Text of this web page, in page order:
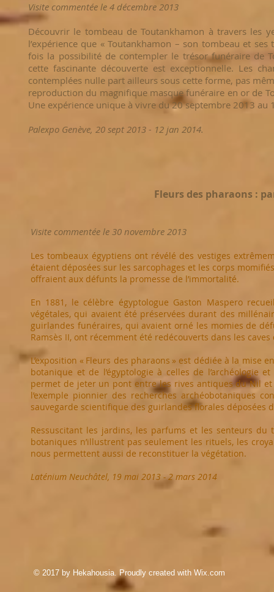
Visite commentée le 4 décembre 2013
Découvrir le tombeau de Toutankhamon à travers les
l’expérience que « Toutankhamon – son tombeau et
fois la possibilité de contempler le trésor funéraire de
cette fascinante découverte est exceptionnelle. Les
contemplées nulle part ailleurs sous cette forme, pas
reproduction du magnifique masque funéraire en or de
Une expérience unique à vivre du 20 septembre 2013 au
Palexpo Genève, 20 sept 2013 - 12 jan 2014.
Fleurs des pharaons :
Visite commentée le 30 novembre 2013
Les tombeaux égyptiens ont révélé des vestiges
étaient déposées sur les sarcophages et les corps
offraient aux défunts la promesse de l’immortalité.
En 1881, le célèbre égyptologue Gaston Maspero
végétales, qui avaient été préservées durant des
guirlandes funéraires, qui avaient orné les momies de
Ramsès II, ont récemment été redécouverts dans les
L’exposition « Fleurs des pharaons » est dédiée à la
botanique et de l’égyptologie à celles de l’archéologie
permet de jeter un pont entre les rives antiques du Nil
l’exemple pionnier des recherches archéobotaniques
sauvegarde scientifique des guirlandes florales déposées
Ressuscitant les jardins, les parfums et les senteurs du
botaniques n’illustrent pas seulement les rituels, les
nous permettent aussi de reconstituer la végétation.
Laténium Neuchâtel, 19 mai 2013 - 2 mars 2014
© 2017 by Hekahousia. Proudly created with Wix.com